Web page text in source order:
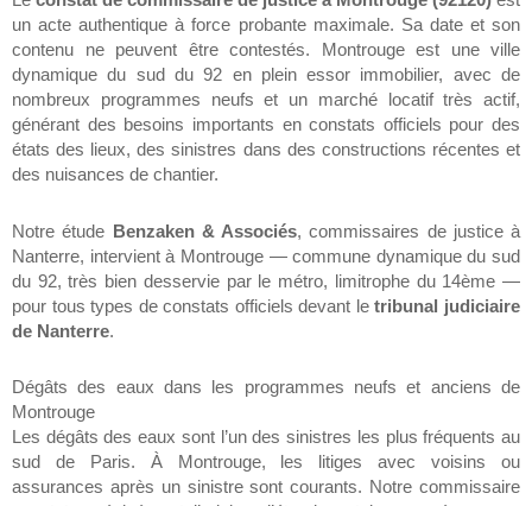
un acte authentique à force probante maximale. Sa date et son
contenu ne peuvent être contestés. Montrouge est une ville
dynamique du sud du 92 en plein essor immobilier, avec de
nombreux programmes neufs et un marché locatif très actif,
générant des besoins importants en constats officiels pour des
états des lieux, des sinistres dans des constructions récentes et
des nuisances de chantier.
Notre étude Benzaken & Associés, commissaires de justice à
Nanterre, intervient à Montrouge — commune dynamique du sud
du 92, très bien desservie par le métro, limitrophe du 14ème —
pour tous types de constats officiels devant letribunal judiciaire
de Nanterre.
Dégâts des eaux dans les programmes neufs et anciens de
Montrouge
Les dégâts des eaux sont l’un des sinistres les plus fréquents au
sud de Paris. À Montrouge, les litiges avec voisins ou
assurances après un sinistre sont courants. Notre commissaire